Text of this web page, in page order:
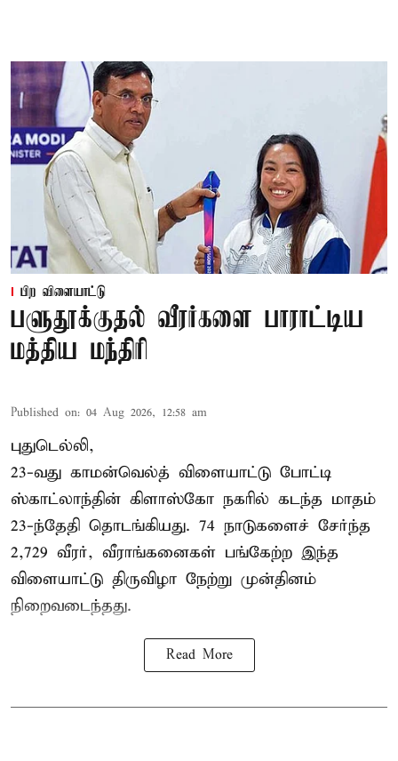
பிற விளையாட்டு
பளுதூக்குதல் வீரர்களை பாராட்டிய
மத்திய மந்திரி
Published on: 04 Aug 2026, 12:58 am
புதுடெல்லி,
23-வது காமன்வெல்த் விளையாட்டு போட்டி
ஸ்காட்லாந்தின் கிளாஸ்கோ நகரில் கடந்த மாதம்
23-ந்தேதி தொடங்கியது. 74 நாடுகளைச் சேர்ந்த
2,729 வீரர், வீராங்கனைகள் பங்கேற்ற இந்த
விளையாட்டு திருவிழா நேற்று முன்தினம்
நிறைவடைந்தது.
Read More